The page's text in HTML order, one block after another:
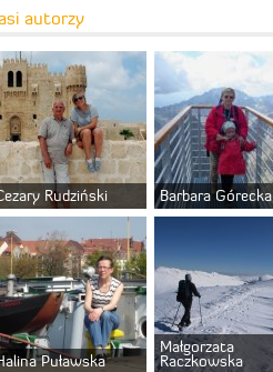
autorzy
Rudziński Barbara Górecka
Puławska
Małgorzata
Raczkowska